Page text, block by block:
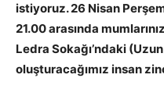
istiyoruz. 26 Nisan
21.00 arasında
Ledra Sokağı’ndaki
oluşturacağımız insan